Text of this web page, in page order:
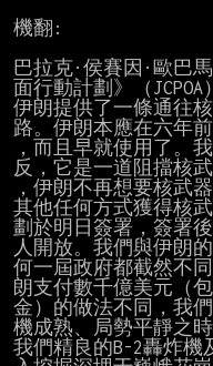
機翻:
巴拉克·侯賽因·歐巴
面行動計劃》（JCPOA
伊朗提供了一條通往
路。伊朗本應在六年
，而且早就使用了。
反，它是一道阻擋核
，伊朗不再想要核武
其他任何方式獲得核
劃於明日簽署，簽署
人開放。我們與伊朗
何一屆政府都截然不
朗支付數千億美元（
金）的做法不同，我
機成熟、局勢平靜之
我們精良的B-2轟炸機